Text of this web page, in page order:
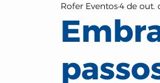
NOTÍCIAS DO SETOR
Rofer Eventos4 de out.